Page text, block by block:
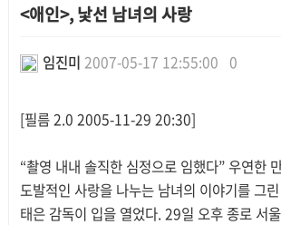
<애인>, 낯선 남녀의 사랑
임진미 2007-05-17 12:55:00 0
[필름 2.0 2005-11-29 20:30]
“촬영 내내 솔직한 심정으로 임했다” 우연한
도발적인 사랑을 나누는 남녀의 이야기를 그
태은 감독이 입을 열었다. 29일 오후 종로 서